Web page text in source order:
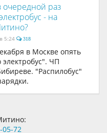
очередной раз
- на
5:24 318
в Москве опять
электробус". ЧП
"Распилобус"
05-72